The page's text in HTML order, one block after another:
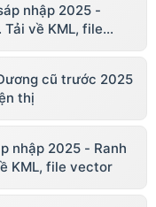
nhập 2025 -
về KML, file
cũ trước 2025
thị
nhập 2025 - Ranh
KML, file vector